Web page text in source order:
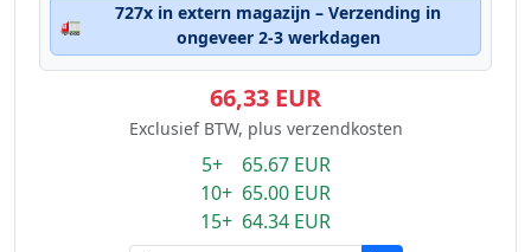
🚛
727x in extern magazijn – Verzending in
ongeveer 2-3 werkdagen
66,33 EUR
Exclusief BTW, plus verzendkosten
5+ 65.67 EUR
10+ 65.00 EUR
15+ 64.34 EUR